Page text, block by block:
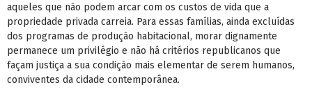
aqueles que não podem arcar com os custos de vida que a
propriedade privada carreia. Para essas famílias, ainda excluídas
dos programas de produção habitacional, morar dignamente
permanece um privilégio e não há critérios republicanos que
façam justiça a sua condição mais elementar de serem humanos,
conviventes da cidade contemporânea.